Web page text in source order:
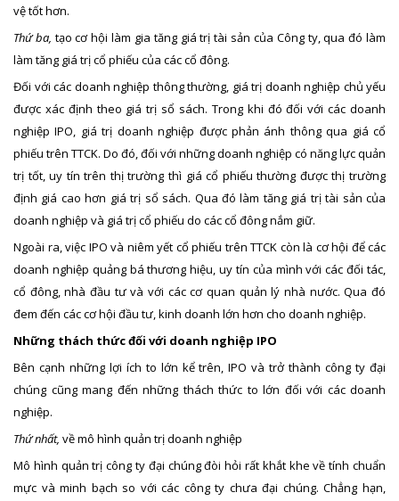
vệ tốt hơn.
Thứ ba, tạo cơ hội làm gia tăng giá trị tài sản của Công ty, qua đó làm
làm tăng giá trị cổ phiếu của các cổ đông.
Đối với các doanh nghiệp thông thường, giá trị doanh nghiệp chủ yếu
được xác định theo giá trị sổ sách. Trong khi đó đối với các doanh
nghiệp IPO, giá trị doanh nghiệp được phản ánh thông qua giá cổ
phiếu trên TTCK. Do đó, đối với những doanh nghiệp có năng lực quản
trị tốt, uy tín trên thị trường thì giá cổ phiếu thường được thị trường
định giá cao hơn giá trị sổ sách. Qua đó làm tăng giá trị tài sản của
doanh nghiệp và giá trị cổ phiếu do các cổ đông nắm giữ.
Ngoài ra, việc IPO và niêm yết cổ phiếu trên TTCK còn là cơ hội để các
doanh nghiệp quảng bá thương hiệu, uy tín của mình với các đối tác,
cổ đông, nhà đầu tư và với các cơ quan quản lý nhà nước. Qua đó
đem đến các cơ hội đầu tư, kinh doanh lớn hơn cho doanh nghiệp.
Những thách thức đối với doanh nghiệp IPO
Bên cạnh những lợi ích to lớn kể trên, IPO và trở thành công ty đại
chúng cũng mang đến những thách thức to lớn đối với các doanh
nghiệp.
Thứ nhất, về mô hình quản trị doanh nghiệp
Mô hình quản trị công ty đại chúng đòi hỏi rất khắt khe về tính chuẩn
mực và minh bạch so với các công ty chưa đại chúng. Chẳng hạn,